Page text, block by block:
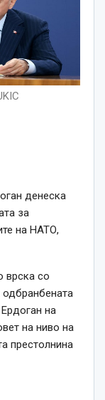
денеска
за
на НАТО,
врска со
на
на ниво на
престолнина